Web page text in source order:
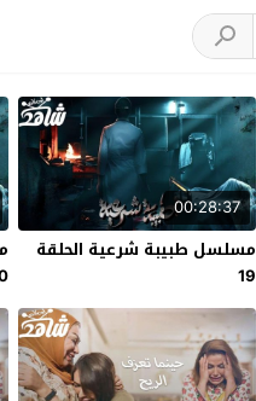
00:28:37
مسلسل طبيبة شرعية الحلقة
19